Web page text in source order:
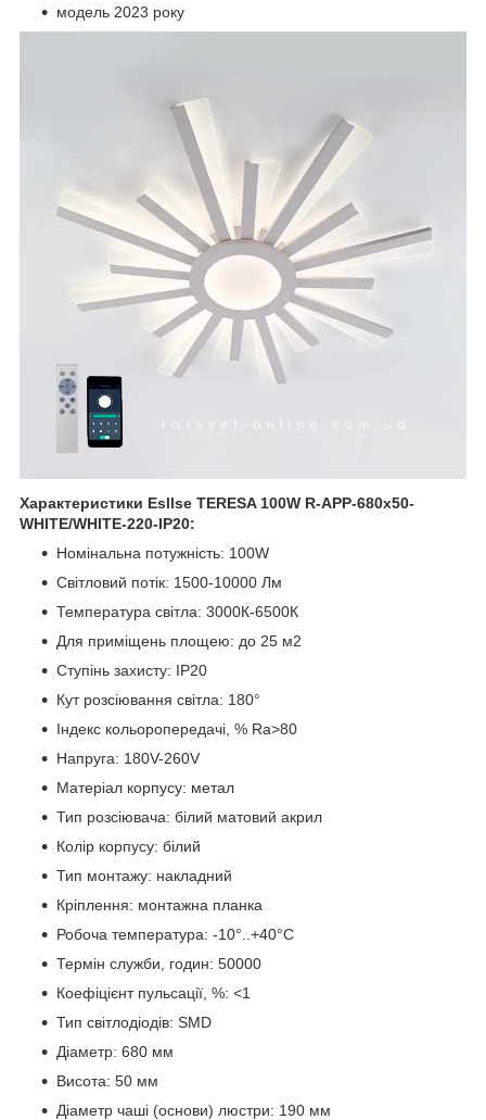
модель 2023 року
Характеристики Esllse TERESA 100W R-APP-680x50-
WHITE/WHITE-220-IP20:
Номінальна потужність: 100W
Світловий потік: 1500-10000 Лм
Температура світла: 3000К-6500К
Для приміщень площею: до 25 м2
Ступінь захисту: IP20
Кут розсіювання світла: 180°
Індекс кольоропередачі, % Ra>80
Напруга: 180V-260V
Матеріал корпусу: метал
Тип розсіювача: білий матовий акрил
Колір корпусу: білий
Тип монтажу: накладний
Кріплення: монтажна планка
Робоча температура: -10°..+40°C
Термін служби, годин: 50000
Коефіцієнт пульсації, %: <1
Тип світлодіодів: SMD
Діаметр: 680 мм
Висота: 50 мм
Діаметр чаші (основи) люстри: 190 мм